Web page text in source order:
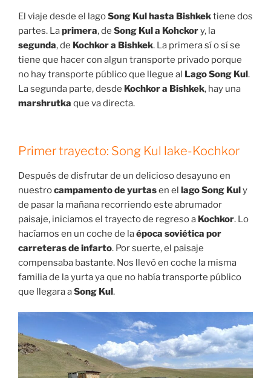
El viaje desde el lagoSong Kul hasta Bishkektiene dos
partes. Laprimera, de Song Kul a Kohckory, la
segunda, de Kochkor a Bishkek. La primera sí o sí se
tiene que hacer con algun transporte privado porque
no hay transporte público que llegue al Lago Song Kul.
La segunda parte, desde Kochkor a Bishkek, hay una
marshrutka que va directa.
Primer trayecto: Song Kul lake-Kochkor
Después de disfrutar de un delicioso desayuno en
nuestrocampamento de yurtasen el lago Song Kuly
de pasar la mañana recorriendo este abrumador
paisaje, iniciamos el trayecto de regreso a Kochkor. Lo
hacíamos en un coche de laépoca soviética por
carreteras de infarto. Por suerte, el paisaje
compensaba bastante. Nos llevó en coche la misma
familia de la yurta ya que no había transporte público
que llegara aSong Kul.